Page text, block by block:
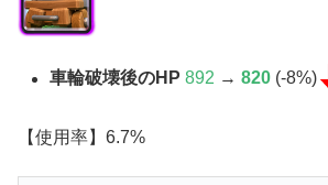
車輪破壊後のHP 892 →820 (-8%)
【使用率】6.7%